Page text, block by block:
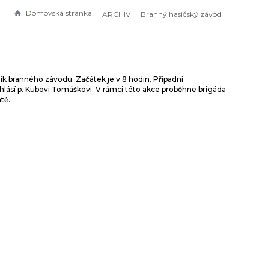
Domovská stránka ARCHIV Branný hasičský závod
branného závodu. Začátek je v 8 hodin. Případní
p. Kubovi Tomáškovi. V rámci této akce proběhne brigáda